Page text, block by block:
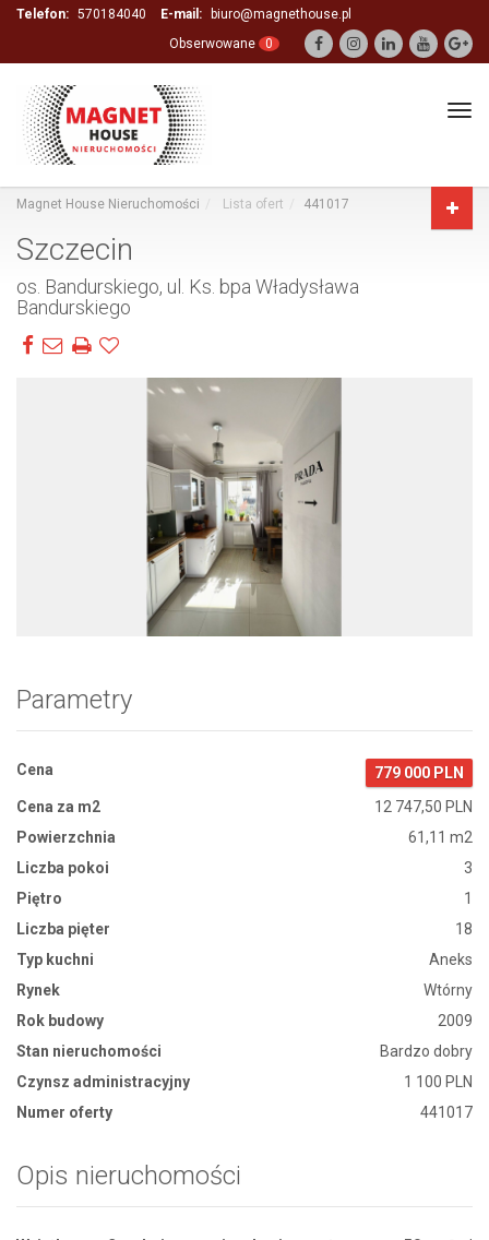
Telefon: 570184040 E-mail:
biuro@magnethouse.pl
Obserwowane
0
Magnet House Nieruchomości Lista ofert 441017
Szczecin
os. Bandurskiego, ul. Ks. bpa Władysława
Bandurskiego
Zdjęcie 1
Parametry
Cena
779 000 PLN
Cena za m2
12 747,50 PLN
Powierzchnia
61,11 m2
Liczba pokoi
3
Piętro
1
Liczba pięter
18
Typ kuchni
Aneks
Rynek
Wtórny
Rok budowy
2009
Stan nieruchomości
Bardzo dobry
Czynsz administracyjny
1 100 PLN
Numer oferty
441017
Opis nieruchomości